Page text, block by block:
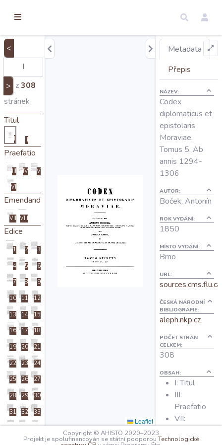
Úvod
Edice
O projektu
Autoři
Nápověda
<
> z308
stránek
Titul
I II
Praefatio
III IV V
VI
Emendanda
VII VIII
Edice
1 2 3
4 5 6
7 8 9
10 11 12
13 14 15
16 17 18
19 20 21
22 23 24
25 26 27
28 29 30
31 32 33
34 35 36
Leaflet
Metadata
Přepis
NÁZEV:
Codex
diplomaticus et
epistolaris
Moraviae.
Tomus 5. Ab
annis 1294-
1306
AUTOR:
Boček, Antonín
ROK VYDÁNÍ:
1850
MÍSTO VYDÁNÍ:
Brno
URL:
ČESKÁ NÁRODNÍ
BIBLIOGRAFIE:
aleph.nkp.cz
POČET STRAN
CELKEM:
308
OBSAH:
I: Titul
III:
Praefatio
VII:
1: Edice
Copyright © AHISTO 2020–2023
Projekt je spolufinancován se státní podporouTechnologické